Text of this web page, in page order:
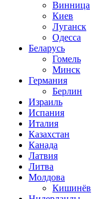
Винница
Киев
Луганск
Одесса
Беларусь
Гомель
Минск
Германия
Берлин
Израиль
Испания
Италия
Казахстан
Канада
Латвия
Литва
Молдова
Кишинёв